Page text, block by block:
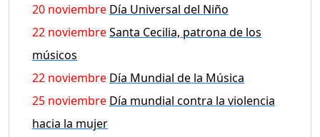
20 noviembre Día Universal del Niño
22 noviembreSanta Cecilia, patrona de los
músicos
22 noviembre Día Mundial de la Música
25 noviembre Día mundial contra la violencia
hacia la mujer